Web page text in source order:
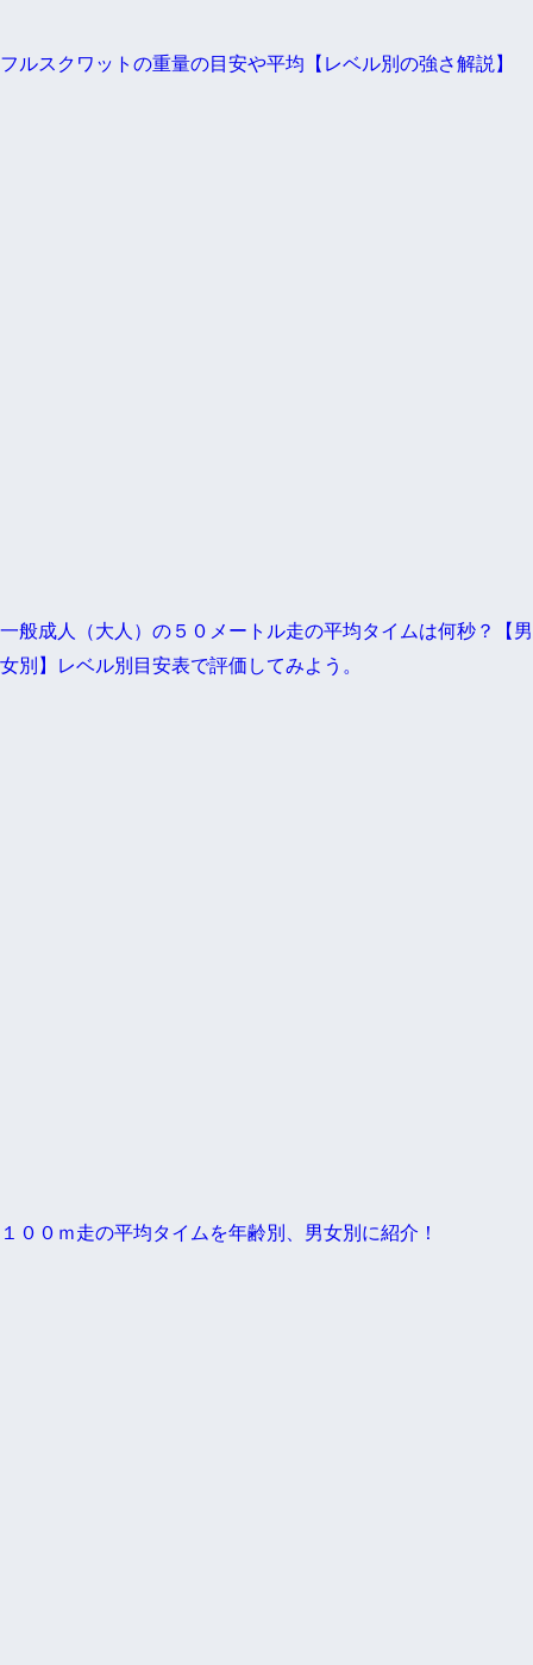
フルスクワットの重量の目安や平均【レベル別の強さ解説】
一般成人（大人）の５０メートル走の平均タイムは何秒？【男
女別】レベル別目安表で評価してみよう。
１００ｍ走の平均タイムを年齢別、男女別に紹介！